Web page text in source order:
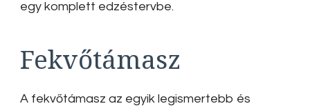
egy komplett edzéstervbe.
Fekvőtámasz
A fekvőtámasz az egyik legismertebb és